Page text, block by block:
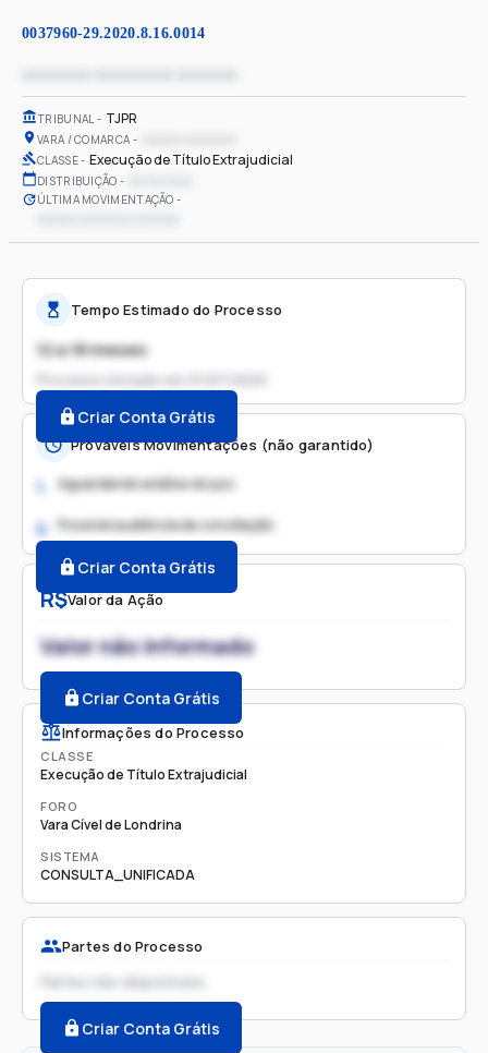
0037960-29.2020.8.16.0014
TRIBUNAL TJPR
VARA / COMARCA
CLASSE Execução de Título Extrajudicial
DISTRIBUIÇÃO
ÚLTIMA MOVIMENTAÇÃO
R$Valor da Ação
Valor não informado
Criar Conta Grátis
Informações do Processo
CLASSE
Execução de Título Extrajudicial
FORO
Vara Cível de Londrina
SISTEMA
CONSULTA_UNIFICADA
Partes do Processo
Partes não disponíveis
Criar Conta Grátis
Tempo Estimado do Processo
12 a 18 meses
Processo iniciado em
Criar Conta Grátis
Prováveis Movimentações (não garantido)
1. Aguardando análise do juiz
2. Possível audiência de conciliação
Criar Conta Grátis